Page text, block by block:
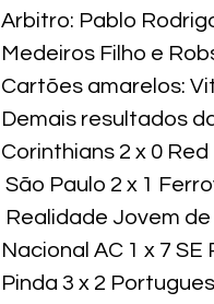
Arbitro: Pablo
Medeiros Filho e
Cartões amarelos:
Demais resultados
Corinthians 2 x 0
São Paulo 2 x 1
Realidade Jovem
Nacional AC 1 x 7 SE
Pinda 3 x 2